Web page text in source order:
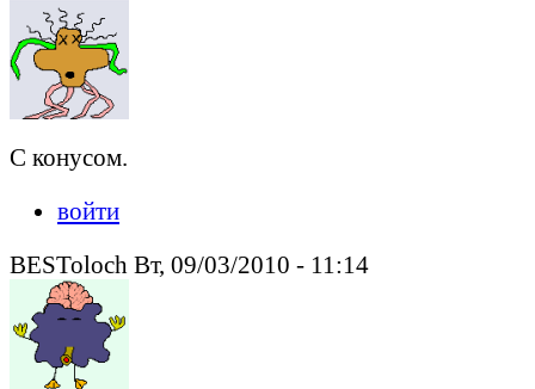
С конусом.
войти
BESToloch Вт, 09/03/2010 - 11:14